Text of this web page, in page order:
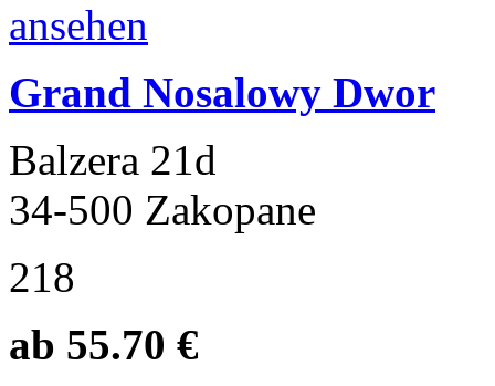
Grand Nosalowy Dwor
Balzera 21d
34-500 Zakopane
218
ab 55.70 €